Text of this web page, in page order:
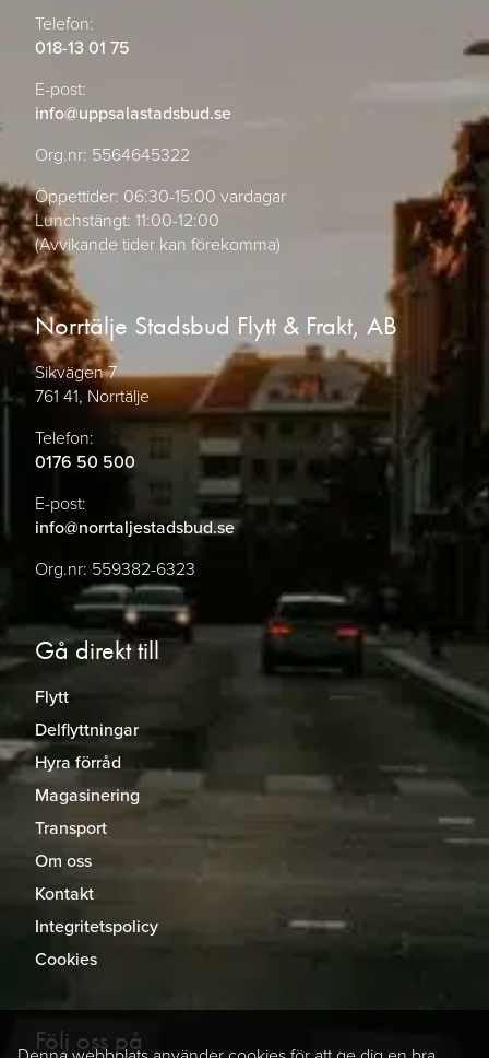
Telefon:
018-13 01 75
E-post:
info@uppsalastadsbud.se
Org.nr: 5564645322
Öppettider: 06:30-15:00 vardagar
Lunchstängt: 11:00-12:00
(Avvikande tider kan förekomma)
Norrtälje Stadsbud Flytt & Frakt, AB
Sikvägen 7
761 41, Norrtälje
Telefon:
0176 50 500
E-post:
info@norrtaljestadsbud.se
Org.nr: 559382-6323
Gå direkt till
Flytt
Delflyttningar
Hyra förråd
Magasinering
Transport
Om oss
Kontakt
Integritetspolicy
Cookies
Följ oss på